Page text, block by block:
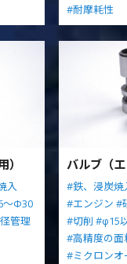
#耐摩耗性
入
～Φ30
管理
バルブ（エ
#鉄、浸炭焼
#エンジン #
#切削 #φ15
#高精度の面
#ミクロンオ